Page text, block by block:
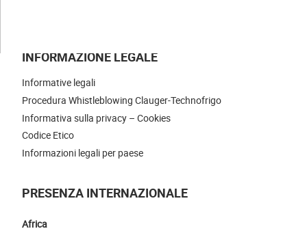
INFORMAZIONE LEGALE
Informative legali
Procedura Whistleblowing Clauger-Technofrigo
Informativa sulla privacy – Cookies
Codice Etico
Informazioni legali per paese
PRESENZA INTERNAZIONALE
Africa